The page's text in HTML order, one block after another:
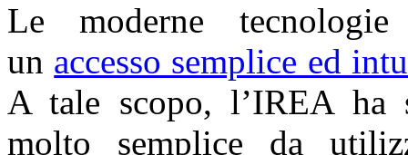
Le moderne
un accesso semplice ed
A tale scopo, l’IREA ha
molto semplice da